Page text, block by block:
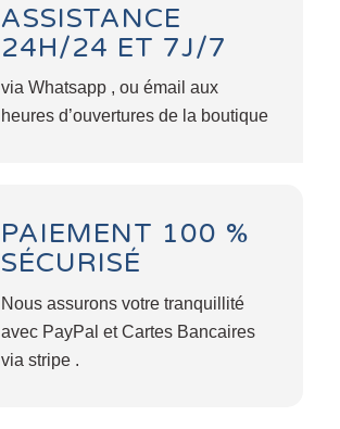
ASSISTANCE
24H/24 ET 7J/7
via Whatsapp , ou émail aux
heures d’ouvertures de la boutique
PAIEMENT 100 %
SÉCURISÉ
Nous assurons votre tranquillité
avec PayPal et Cartes Bancaires
via stripe .